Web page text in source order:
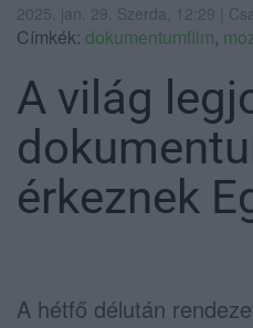
2025. jan. 29. Szerda, 12:29 |
Címkék: dokumentumfilm,
A világ
érkeznek
A hétfő délután